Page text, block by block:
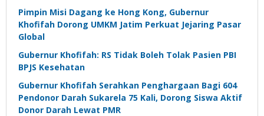
Pimpin Misi Dagang ke Hong Kong, Gubernur
Khofifah Dorong UMKM Jatim Perkuat Jejaring Pasar
Global
Gubernur Khofifah: RS Tidak Boleh Tolak Pasien PBI
BPJS Kesehatan
Gubernur Khofifah Serahkan Penghargaan Bagi 604
Pendonor Darah Sukarela 75 Kali, Dorong Siswa Aktif
Donor Darah Lewat PMR